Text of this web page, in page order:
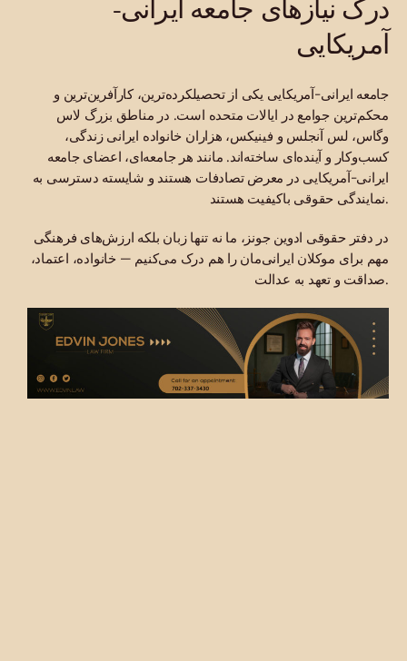
درک نیازهای جامعه ایرانی-
آمریکایی
جامعه ایرانی-آمریکایی یکی از تحصیلکرده‌ترین، کارآفرین‌ترین و
محکم‌ترین جوامع در ایالات متحده است. در مناطق بزرگ لاس
وگاس، لس آنجلس و فینیکس، هزاران خانواده ایرانی زندگی،
کسب‌وکار و آینده‌ای ساخته‌اند. مانند هر جامعه‌ای، اعضای جامعه
ایرانی-آمریکایی در معرض تصادفات هستند و شایسته دسترسی به
نمایندگی حقوقی باکیفیت هستند.
در دفتر حقوقی ادوین جونز، ما نه تنها زبان بلکه ارزش‌های فرهنگی
مهم برای موکلان ایرانی‌مان را هم درک می‌کنیم — خانواده، اعتماد،
صداقت و تعهد به عدالت.